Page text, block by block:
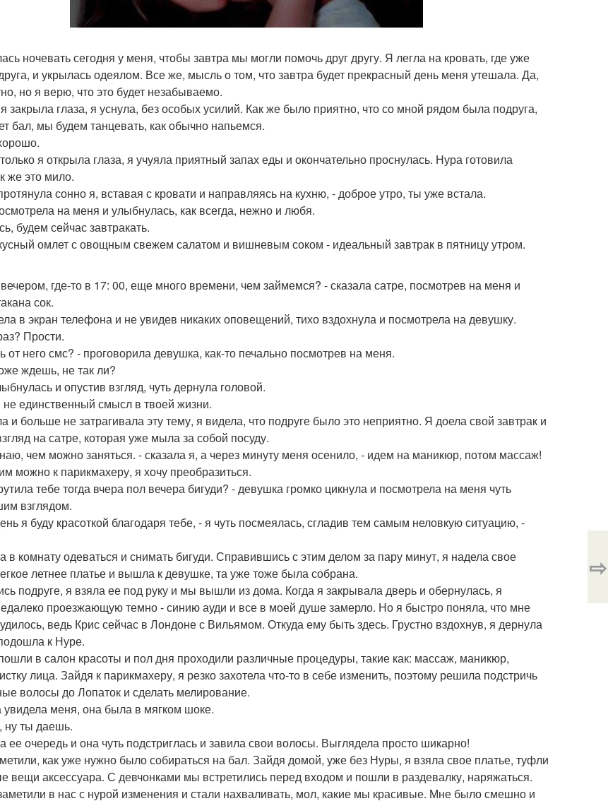
ночевать сегодня у меня, чтобы завтра мы могли помочь друг другу. Я легла на кровать, где уже
и укрылась одеялом. Все же, мысль о том, что завтра будет прекрасный день меня утешала. Да,
но я верю, что это будет незабываемо.
я закрыла глаза, я уснула, без особых усилий. Как же было приятно, что со мной рядом была подруга,
бал, мы будем танцевать, как обычно напьемся.
я открыла глаза, я учуяла приятный запах еды и окончательно проснулась. Нура готовила
же это мило.
сонно я, вставая с кровати и направляясь на кухню, - доброе утро, ты уже встала.
на меня и улыбнулась, как всегда, нежно и любя.
будем сейчас завтракать.
омлет с овощным свежем салатом и вишневым соком - идеальный завтрак в пятницу утром.
где-то в 17: 00, еще много времени, чем займемся? - сказала сатре, посмотрев на меня и
сок.
в экран телефона и не увидев никаких оповещений, тихо вздохнула и посмотрела на девушку.
Прости.
от него смс? - проговорила девушка, как-то печально посмотрев на меня.
ждешь, не так ли?
и опустив взгляд, чуть дернула головой.
единственный смысл в твоей жизни.
и больше не затрагивала эту тему, я видела, что подруге было это неприятно. Я доела свой завтрак и
на сатре, которая уже мыла за собой посуду.
чем можно заняться. - сказала я, а через минуту меня осенило, - идем на маникюр, потом массаж!
можно к парикмахеру, я хочу преобразиться.
тебе тогда вчера пол вечера бигуди? - девушка громко цикнула и посмотрела на меня чуть
взглядом.
я буду красоткой благодаря тебе, - я чуть посмеялась, сгладив тем самым неловкую ситуацию, -
в комнату одеваться и снимать бигуди. Справившись с этим делом за пару минут, я надела свое
летнее платье и вышла к девушке, та уже тоже была собрана.
подруге, я взяла ее под руку и мы вышли из дома. Когда я закрывала дверь и обернулась, я
проезжающую темно - синию ауди и все в моей душе замерло. Но я быстро поняла, что мне
ведь Крис сейчас в Лондоне с Вильямом. Откуда ему быть здесь. Грустно вздохнув, я дернула
к Нуре.
в салон красоты и пол дня проходили различные процедуры, такие как: массаж, маникюр,
лица. Зайдя к парикмахеру, я резко захотела что-то в себе изменить, поэтому решила подстричь
волосы до Лопаток и сделать мелирование.
увидела меня, она была в мягком шоке.
ну ты даешь.
ее очередь и она чуть подстриглась и завила свои волосы. Выглядела просто шикарно!
как уже нужно было собираться на бал. Зайдя домой, уже без Нуры, я взяла свое платье, туфли
вещи аксессуара. С девчонками мы встретились перед входом и пошли в раздевалку, наряжаться.
в нас с нурой изменения и стали нахваливать, мол, какие мы красивые. Мне было смешно и
⇨